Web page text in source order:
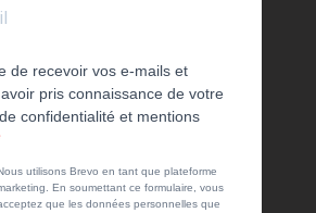
de recevoir vos e-mails et
pris connaissance de votre
confidentialité et mentions
utilisons Brevo en tant que plateforme
En soumettant ce formulaire, vous
que les données personnelles que